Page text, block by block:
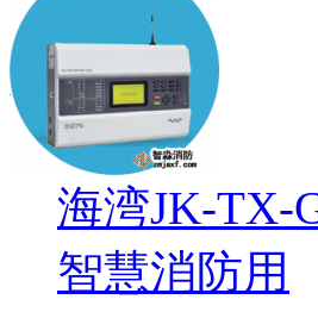
海湾JK-TX-
智慧消防用